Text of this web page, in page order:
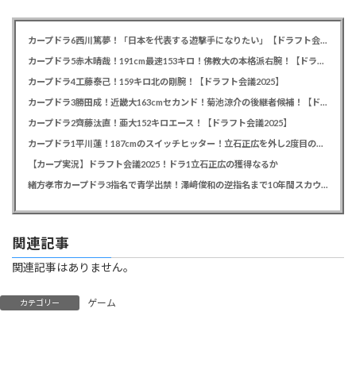
カープドラ6西川篤夢！「日本を代表する遊撃手になりたい」【ドラフト会議2025】
カープドラ5赤木晴哉！191cm最速153キロ！佛教大の本格派右腕！【ドラフト会議2025】
カープドラ4工藤泰己！159キロ北の剛腕！【ドラフト会議2025】
カープドラ3勝田成！近畿大163cmセカンド！菊池涼介の後継者候補！【ドラフト会議2025】
カープドラ2齊藤汰直！亜大152キロエース！【ドラフト会議2025】
カープドラ1平川蓮！187cmのスイッチヒッター！立石正広を外し2度目の重複も新井監督がクジを引き当てる！【ドラフト会議2025】
【カープ実況】ドラフト会議2025！ドラ1立石正広の獲得なるか
緒方孝市カープドラ3指名で青学出禁！澤﨑俊和の逆指名まで10年間スカウト出禁
関連記事
関連記事はありません。
カテゴリー ゲーム